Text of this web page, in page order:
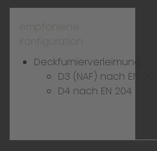
empfohlene
Konfiguration
Deckfurnierverleimung:
D3 (NAF) nach EN 204
D4 nach EN 204